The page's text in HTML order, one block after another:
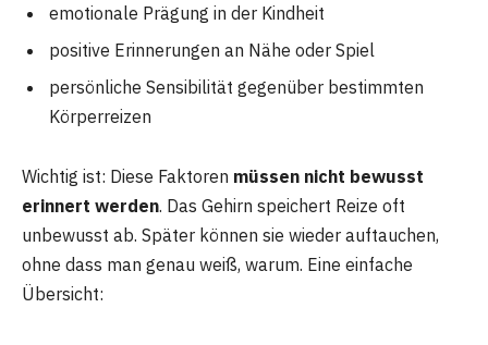
emotionale Prägung in der Kindheit
positive Erinnerungen an Nähe oder Spiel
persönliche Sensibilität gegenüber bestimmten
Körperreizen
Wichtig ist: Diese Faktoren müssen nicht bewusst
erinnert werden. Das Gehirn speichert Reize oft
unbewusst ab. Später können sie wieder auftauchen,
ohne dass man genau weiß, warum. Eine einfache
Übersicht: